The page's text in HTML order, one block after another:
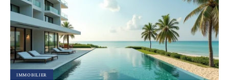
IMMOBILIER